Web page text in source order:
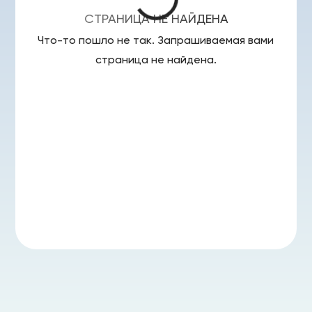
СТРАНИЦА НЕ НАЙДЕНА
Что-то пошло не так. Запрашиваемая вами
страница не найдена.